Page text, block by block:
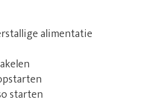
alimentatie
starten